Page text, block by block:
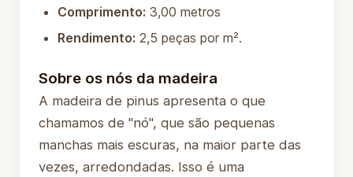
Comprimento: 3,00 metros
Rendimento: 2,5 peças por m².
Sobre os nós da madeira
A madeira de pinus apresenta o que
chamamos de "nó", que são pequenas
manchas mais escuras, na maior parte das
vezes, arredondadas. Isso é uma